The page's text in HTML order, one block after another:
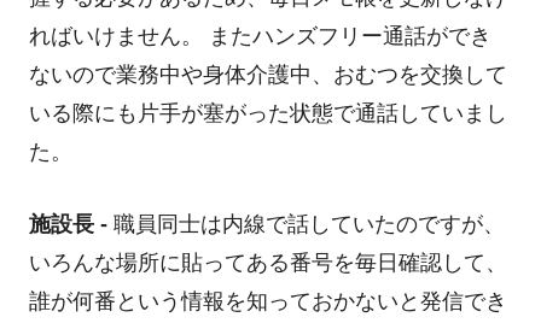
ればいけません。 またハンズフリー通話ができ
ないので業務中や身体介護中、おむつを交換して
いる際にも片手が塞がった状態で通話していまし
た。
施設長 - 職員同士は内線で話していたのですが、
いろんな場所に貼ってある番号を毎日確認して、
誰が何番という情報を知っておかないと発信でき